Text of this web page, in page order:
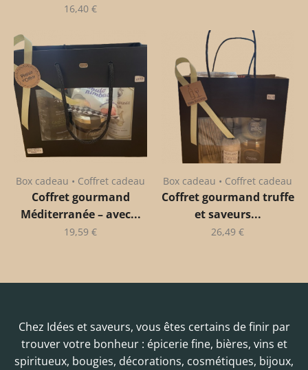
16,40 €
Box cadeau • Coffret cadeau
Coffret gourmand
Méditerranée – avec...
19,59 €
Box cadeau • Coffret cadeau
Coffret gourmand truffe
et saveurs...
26,49 €
Chez Idées et saveurs, vous êtes certains de finir par
trouver votre bonheur : épicerie fine, bières, vins et
spiritueux, bougies, décorations, cosmétiques, bijoux,